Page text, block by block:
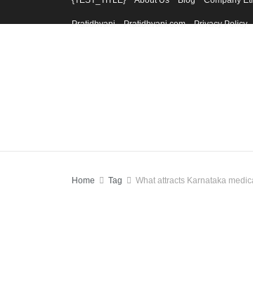
Pratidhvani Pratidhvani.com Privacy Policy
Home Tag What attracts Karnataka